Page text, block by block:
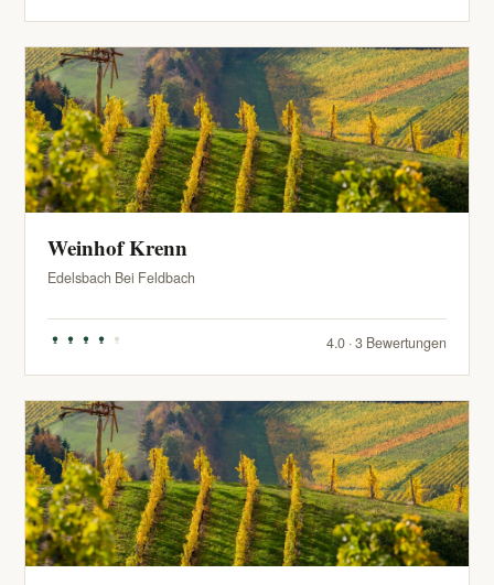
Weinhof Krenn
Edelsbach Bei Feldbach
4.0 · 3 Bewertungen